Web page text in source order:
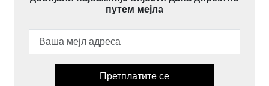
путем мејла
Претплатите се